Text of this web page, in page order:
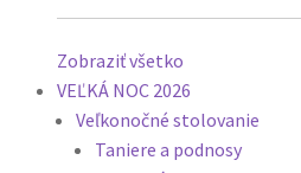
Zobraziť všetko
VEĽKÁ NOC 2026
Veľkonočné stolovanie
Taniere a podnosy